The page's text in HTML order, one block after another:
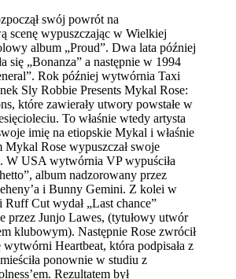
swój powrót na
scenę wypuszczając w Wielkiej
album „Proud”. Dwa lata później
się „Bonanza” a następnie w 1994
Rok później wytwórnia Taxi
Sly Robbie Presents Mykal Rose:
które zawierały utwory powstałe w
To właśnie wtedy artysta
imię na etiopskie Mykal i właśnie
Mykal Rose wypuszczał swoje
W USA wytwórnia VP wypuściła
album nadzorowany przez
i Bunny Gemini. Z kolei w
Cut wydał „Last chance”
przez Junjo Lawes, (tytułowy utwór
klubowym). Następnie Rose zwrócił
wytwórni Heartbeat, która podpisała z
ponownie w studiu z
Rezultatem był